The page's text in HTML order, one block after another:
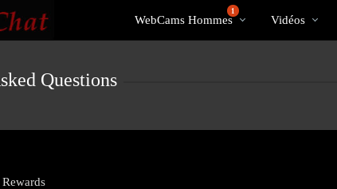
Cams
1
WebCams Hommes Vidéos
Questions